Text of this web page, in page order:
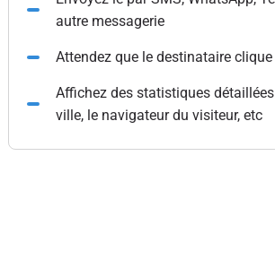
autre messagerie
Attendez que le destinataire
Affichez des statistiques
ville, le navigateur du visiteur, etc